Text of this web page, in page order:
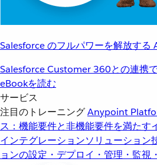
Salesforce のフルパワーを解放する
Salesforce Customer 360との連携
eBookを読む
サービス
注目のトレーニングAnypoint
ス：機能要件と非機能要件を満たす
インテグレーションソリューション
ョンの設定・デプロイ・管理・監視